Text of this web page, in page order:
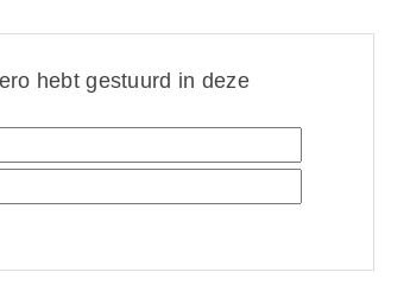
hebt gestuurd in deze